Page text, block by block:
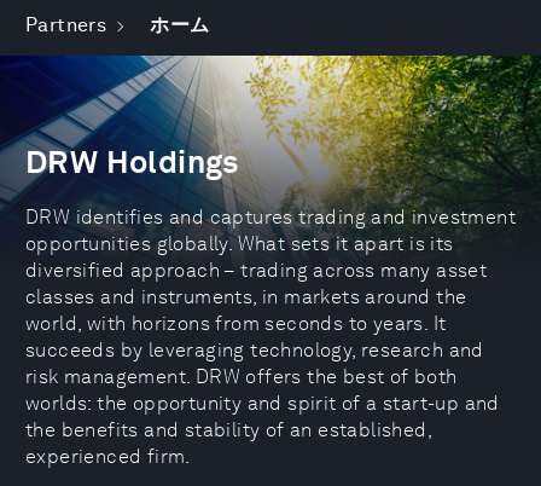
Partners ホーム
DRW Holdings
DRW identifies and captures trading and investment
opportunities globally. What sets it apart is its
diversified approach – trading across many asset
classes and instruments, in markets around the
world, with horizons from seconds to years. It
succeeds by leveraging technology, research and
risk management. DRW offers the best of both
worlds: the opportunity and spirit of a start-up and
the benefits and stability of an established,
experienced firm.